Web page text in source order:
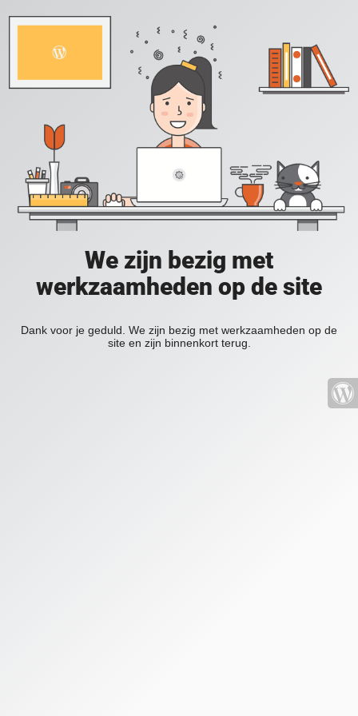
We zijn bezig met
werkzaamheden op de site
Dank voor je geduld. We zijn bezig met werkzaamheden op de
site en zijn binnenkort terug.